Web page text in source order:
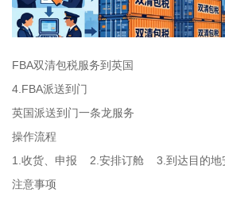
FBA双清包税服务到英国
4.FBA派送到门
英国派送到门一条龙服务
操作流程
1.收货、申报 2.安排订舱 3.到达目的
注意事项